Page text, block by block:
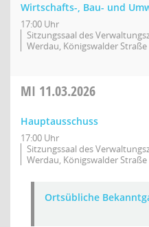
Wirtschafts-, Bau- und
17:00 Uhr
Sitzungssaal des
Werdau, Königswalder Straße
MI 11.03.2026
Hauptausschuss
17:00 Uhr
Sitzungssaal des
Werdau, Königswalder Straße
Ortsübliche